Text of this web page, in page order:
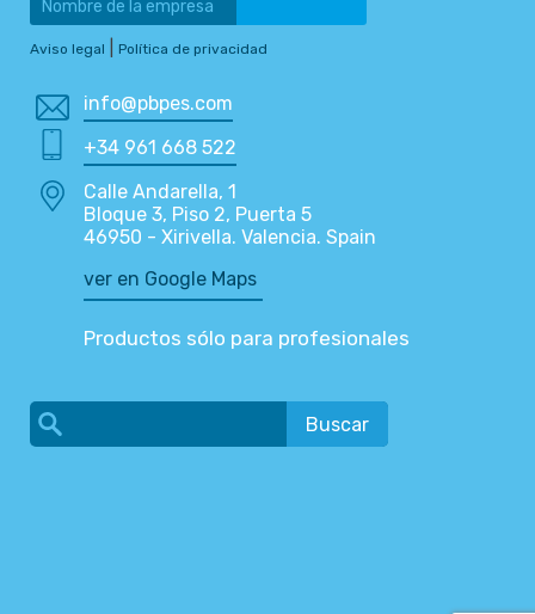
Aviso legal Política de privacidad
info@pbpes.com
+34 961 668 522
Calle Andarella, 1
Bloque 3, Piso 2, Puerta 5
46950 - Xirivella. Valencia. Spain
ver en Google Maps
Productos sólo para profesionales
Buscar